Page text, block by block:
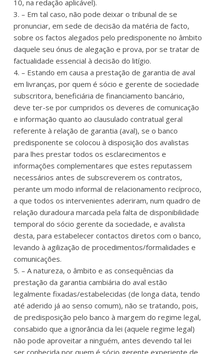
10, na redação aplicável).
3. – Em tal caso, não pode deixar o tribunal de se
pronunciar, em sede de decisão da matéria de facto,
sobre os factos alegados pelo predisponente no âmbito
daquele seu ónus de alegação e prova, por se tratar de
factualidade essencial à decisão do litígio.
4. – Estando em causa a prestação de garantia de aval
em livranças, por quem é sócio e gerente de sociedade
subscritora, beneficiária de financiamento bancário,
deve ter-se por cumpridos os deveres de comunicação
e informação quanto ao clausulado contratual geral
referente à relação de garantia (aval), se o banco
predisponente se colocou à disposição dos avalistas
para lhes prestar todos os esclarecimentos e
informações complementares que estes reputassem
necessários antes de subscreverem os contratos,
perante um modo informal de relacionamento recíproco,
a que todos os intervenientes aderiram, num quadro de
relação duradoura marcada pela falta de disponibilidade
temporal do sócio gerente da sociedade, e avalista
desta, para estabelecer contactos diretos com o banco,
levando à agilização de procedimentos/formalidades e
comunicações.
5. – A natureza, o âmbito e as consequências da
prestação da garantia cambiária do aval estão
legalmente fixadas/estabelecidas (de longa data, tendo
até aderido já ao senso comum), não se tratando, pois,
de predisposição pelo banco à margem do regime legal,
consabido que a ignorância da lei (aquele regime legal)
não pode aproveitar a ninguém, antes devendo tal lei
ser conhecida por quem é sócio gerente experiente de